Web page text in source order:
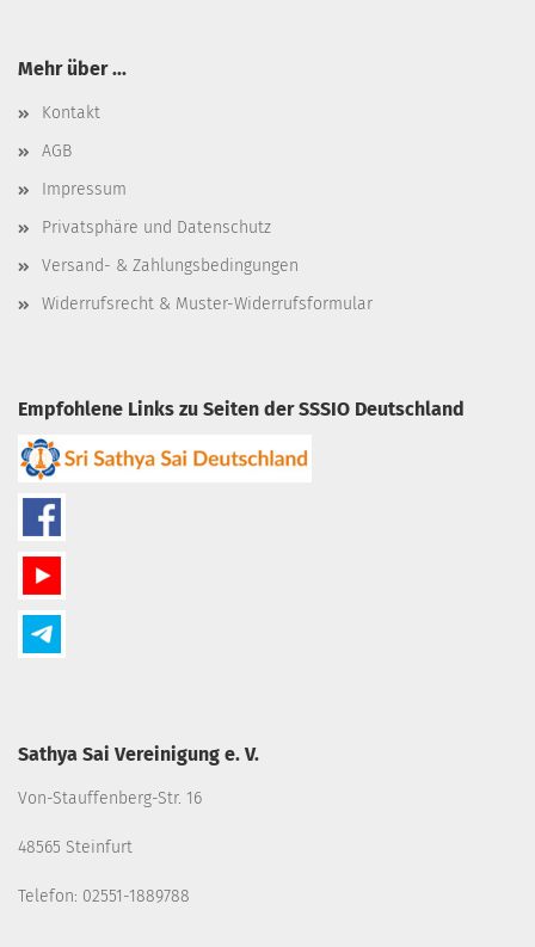
Mehr über ...
Kontakt
AGB
Impressum
Privatsphäre und Datenschutz
Versand- & Zahlungsbedingungen
Widerrufsrecht & Muster-Widerrufsformular
Empfohlene Links zu Seiten der SSSIO Deutschland
Sathya Sai Vereinigung e. V.
Von-Stauffenberg-Str. 16
48565 Steinfurt
Telefon: 02551-1889788